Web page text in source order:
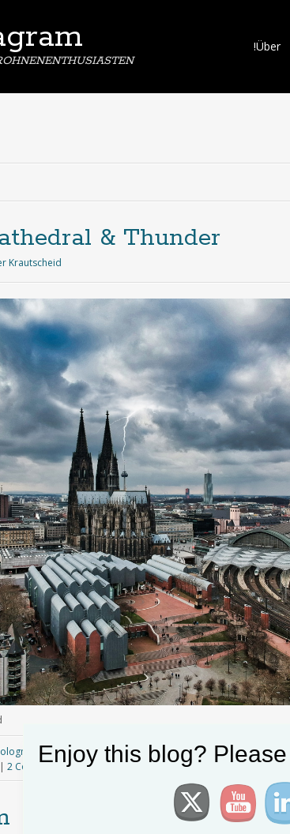
Skip
!Über
& Thunder
Krautscheid
Drohnenfotografie, dronestagram,Europe, Oliver
| 2 CommentsEnjoy this blog?